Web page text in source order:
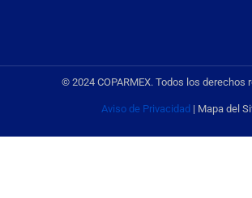
© 2024 COPARMEX. Todos los derechos
Aviso de Privacidad | Mapa del